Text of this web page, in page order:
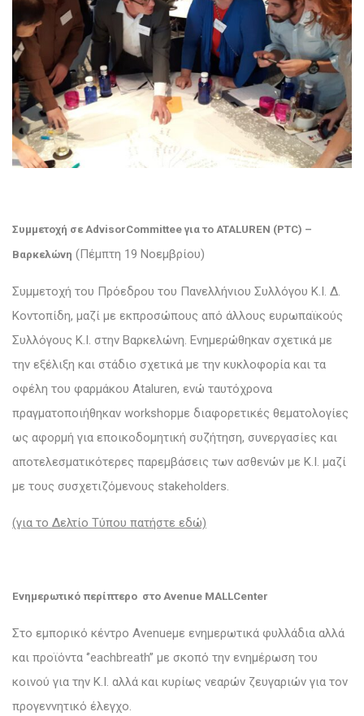
Συμμετοχή σε AdvisorCommittee για το ATALUREN (PTC) –
Βαρκελώνη (Πέμπτη 19 Νοεμβρίου)
Συμμετοχή του Πρόεδρου του Πανελλήνιου Συλλόγου Κ.Ι. Δ.
Κοντοπίδη, μαζί με εκπροσώπους από άλλους ευρωπαϊκούς
Συλλόγους Κ.Ι. στην Βαρκελώνη. Ενημερώθηκαν σχετικά με
την εξέλιξη και στάδιο σχετικά με την κυκλοφορία και τα
οφέλη του φαρμάκου Ataluren, ενώ ταυτόχρονα
πραγματοποιήθηκαν workshopμε διαφορετικές θεματολογίες
ως αφορμή για εποικοδομητική συζήτηση, συνεργασίες και
αποτελεσματικότερες παρεμβάσεις των ασθενών με Κ.Ι. μαζί
με τους συσχετιζόμενους stakeholders.
(για το Δελτίο Τύπου πατήστε εδώ)
Ενημερωτικό περίπτερο στο Avenue MALLCenter
Στο εμπορικό κέντρο Avenueμε ενημερωτικά φυλλάδια αλλά
και προϊόντα ‘’eachbreath’’ με σκοπό την ενημέρωση του
κοινού για την Κ.Ι. αλλά και κυρίως νεαρών ζευγαριών για τον
προγεννητικό έλεγχο.